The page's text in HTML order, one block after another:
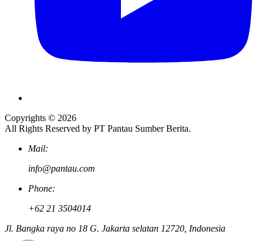
Copyrights © 2026
All Rights Reserved by PT Pantau Sumber Berita.
Mail:
info@pantau.com
Phone:
+62 21 3504014
Jl. Bangka raya no 18 G. Jakarta selatan 12720, Indonesia